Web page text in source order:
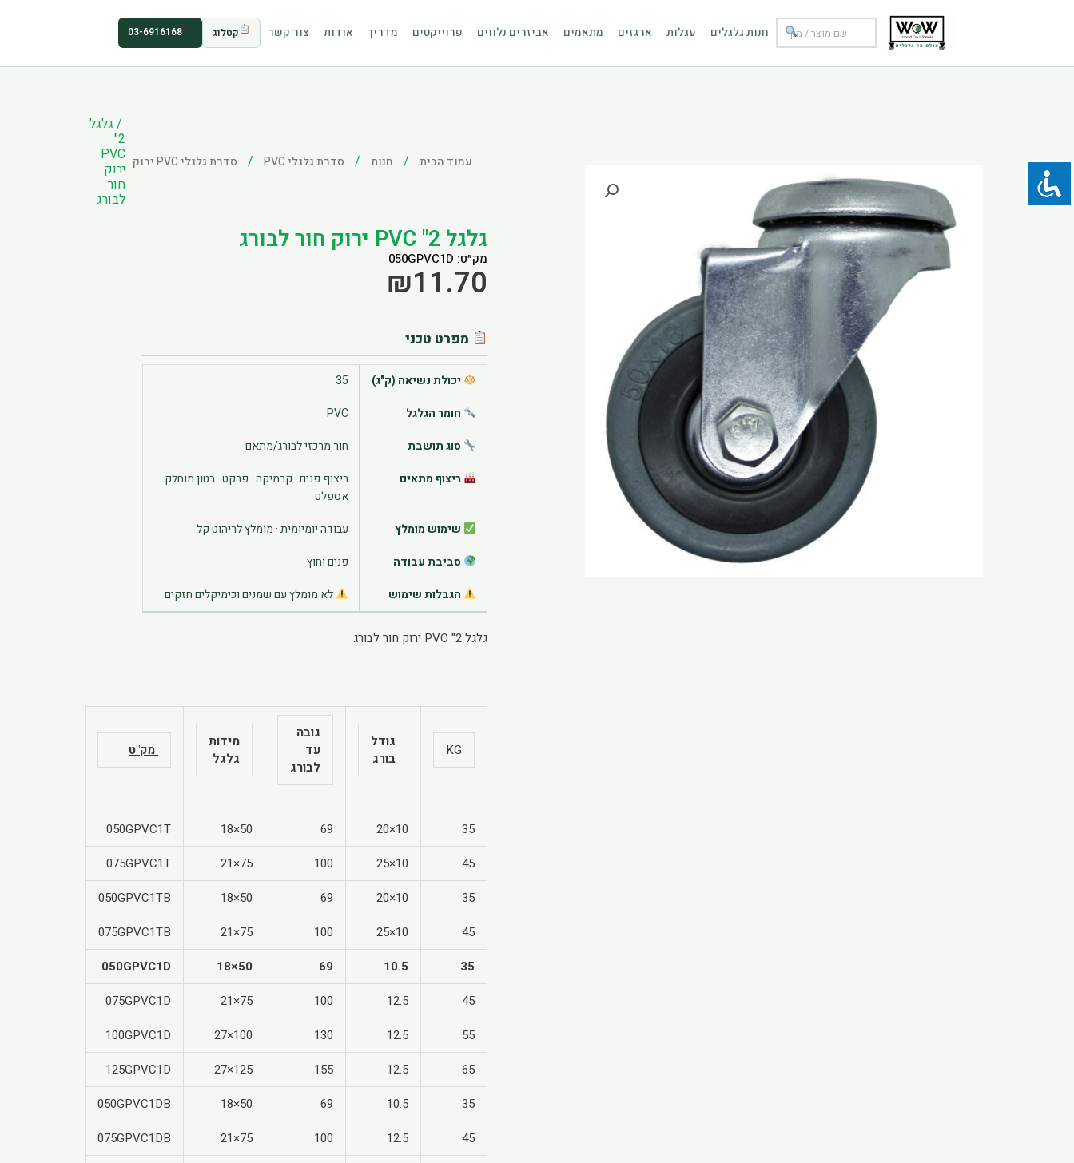
חנות גלגלים עגלות ארגזים מתאמים אביזרים נלווים פרוייקטים מדריך אודות צור קשר קטלוג 03-6916168
עמוד הבית / חנות / סדרת גלגלי PVC / סדרת גלגלי PVC ירוק
/ גלגל
2"
PVC
ירוק
חור
לבורג
גלגל 2" PVC ירוק חור לבורג
מק״ט: 050GPVC1D
₪11.70
מפרט טכני
יכולת נשיאה (ק"ג)
35
חומר הגלגל
PVC
סוג תושבת
חור מרכזי לבורג/מתאם
ריצוף מתאים
ריצוף פנים · קרמיקה · פרקט · בטון מוחלק ·
אספלט
שימוש מומלץ
עבודה יומיומית · מומלץ לריהוט קל
סביבת עבודה
פנים וחוץ
הגבלות שימוש
לא מומלץ עם שמנים וכימיקלים חזקים
גלגל 2" PVC ירוק חור לבורג
KG
גודל
בורג
גובה
עד
לבורג
מידות
גלגל
מק"ט
35
10×20
69
50×18
050GPVC1T
45
10×25
100
75×21
075GPVC1T
35
10×20
69
50×18
050GPVC1TB
45
10×25
100
75×21
075GPVC1TB
35
10.5
69
50×18
050GPVC1D
45
12.5
100
75×21
075GPVC1D
55
12.5
130
100×27
100GPVC1D
65
12.5
155
125×27
125GPVC1D
35
10.5
69
50×18
050GPVC1DB
45
12.5
100
75×21
075GPVC1DB